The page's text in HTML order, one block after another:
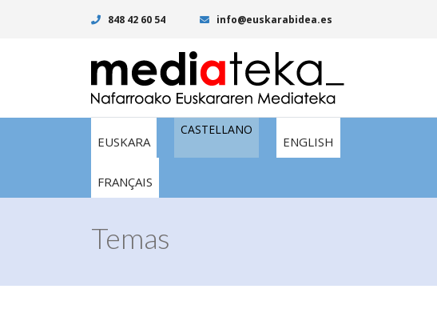
848 42 60 54 info@euskarabidea.es
EUSKARA
CASTELLANO
ENGLISH
FRANÇAIS
Temas